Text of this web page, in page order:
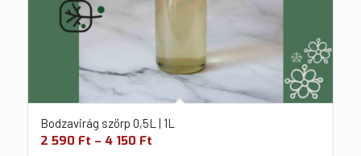
Bodzavirág szörp 0,5L | 1L
2 590 Ft – 4 150 Ft